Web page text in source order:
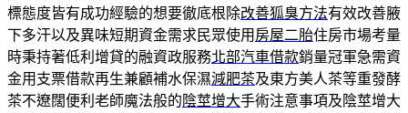
標態度皆有成功經驗的想要徹底根除改善狐臭方法有效改善腋
下多汗以及異味短期資金需求民眾使用 房屋二胎住房市場考量
時秉持著低利增貸的融資政服務北部汽車借款銷量冠軍急需資
金用支票借款再生兼顧補水保濕減肥茶及東方美人茶等重發酵
茶不遼闊便利老師魔法般的 陰莖增大手術注意事項及陰莖增大